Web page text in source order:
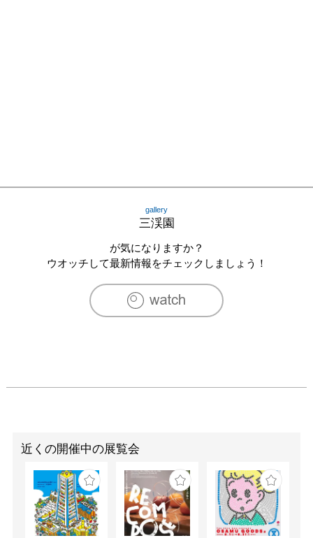
gallery
三渓園
が気になりますか？
ウオッチして最新情報をチェックしましょう！
近くの開催中の展覧会